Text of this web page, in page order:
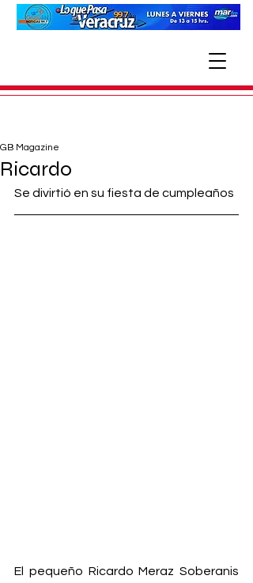
Ricardo
GB Magazine
Se divirtió en su fiesta de cumpleaños
El pequeño Ricardo Meraz Soberanis